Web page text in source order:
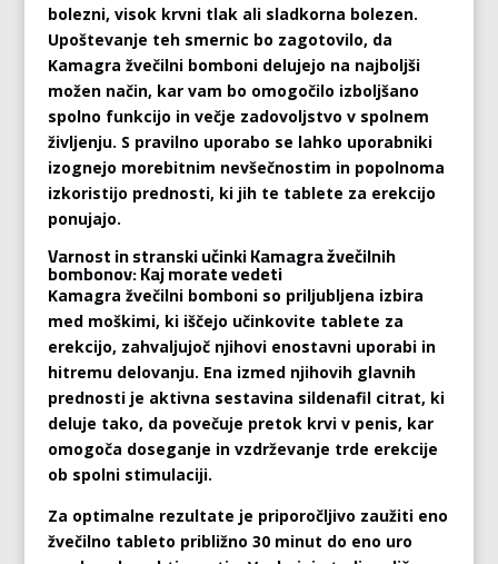
bolezni, visok krvni tlak ali sladkorna bolezen.
Upoštevanje teh smernic bo zagotovilo, da
Kamagra žvečilni bomboni delujejo na najboljši
možen način, kar vam bo omogočilo izboljšano
spolno funkcijo in večje zadovoljstvo v spolnem
življenju. S pravilno uporabo se lahko uporabniki
izognejo morebitnim nevšečnostim in popolnoma
izkoristijo prednosti, ki jih te tablete za erekcijo
ponujajo.
Varnost in stranski učinki Kamagra žvečilnih
bombonov: Kaj morate vedeti
Kamagra žvečilni bomboni so priljubljena izbira
med moškimi, ki iščejo učinkovite tablete za
erekcijo, zahvaljujoč njihovi enostavni uporabi in
hitremu delovanju. Ena izmed njihovih glavnih
prednosti je aktivna sestavina sildenafil citrat, ki
deluje tako, da povečuje pretok krvi v penis, kar
omogoča doseganje in vzdrževanje trde erekcije
ob spolni stimulaciji.
Za optimalne rezultate je priporočljivo zaužiti eno
žvečilno tableto približno 30 minut do eno uro